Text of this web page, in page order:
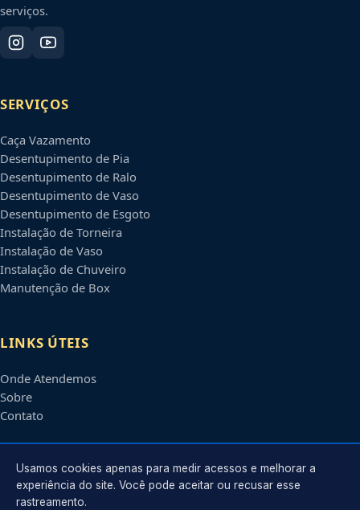
serviços.
SERVIÇOS
Caça Vazamento
Desentupimento de Pia
Desentupimento de Ralo
Desentupimento de Vaso
Desentupimento de Esgoto
Instalação de Torneira
Instalação de Vaso
Instalação de Chuveiro
Manutenção de Box
LINKS ÚTEIS
Onde Atendemos
Sobre
Contato
CONTATO
Atendimento em
Usamos cookies apenas para medir acessos e melhorar a
experiência do site. Você pode aceitar ou recusar esse
rastreamento.